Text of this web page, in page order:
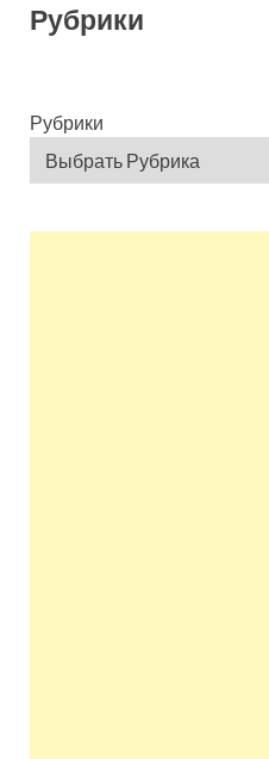
Рубрики
Рубрики